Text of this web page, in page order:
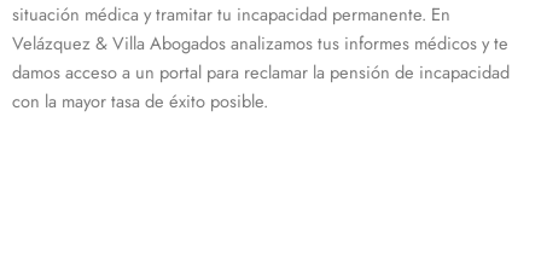
situación médica y tramitar tu incapacidad permanente. En
Velázquez & Villa Abogados analizamos tus informes médicos y te
damos acceso a un portal para reclamar la pensión de incapacidad
con la mayor tasa de éxito posible.